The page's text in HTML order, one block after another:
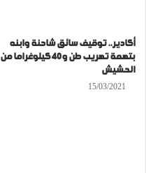
أكادير.. توقيف سائق شاحنة وابنه
بتهمة تهريب طن و40 كيلوغراما من
الحشيش
15/03/2021